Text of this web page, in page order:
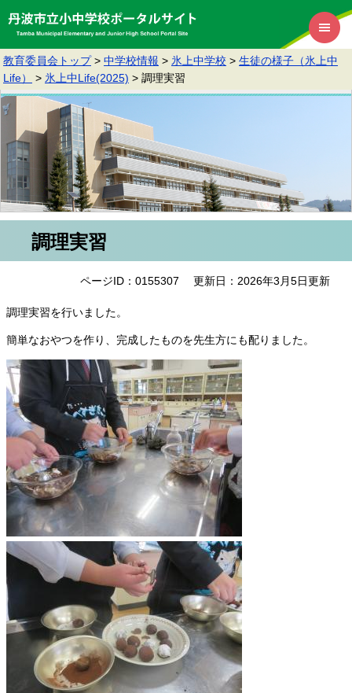
教育委員会トップ > 中学校情報 > 氷上中学校 > 生徒の様子（氷上中
Life）
> 氷上中Life(2025) > 調理実習
調理実習
ページID：0155307 更新日：2026年3月5日更新
調理実習を行いました。
簡単なおやつを作り、完成したものを先生方にも配りました。